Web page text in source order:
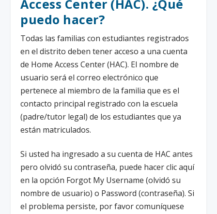
Access Center (HAC). ¿Qué
puedo hacer?
Todas las familias con estudiantes registrados
en el distrito deben tener acceso a una cuenta
de Home Access Center (HAC). El nombre de
usuario será el correo electrónico que
pertenece al miembro de la familia que es el
contacto principal registrado con la escuela
(padre/tutor legal) de los estudiantes que ya
están matriculados.
Si usted ha ingresado a su cuenta de HAC antes
pero olvidó su contraseña, puede hacer clic aquí
en la opción Forgot My Username (olvidó su
nombre de usuario) o Password (contraseña). Si
el problema persiste, por favor comuníquese